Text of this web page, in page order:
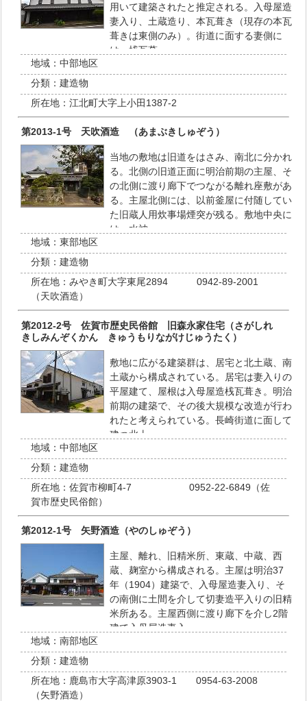
用いて建築されたと推定される。入母屋造
妻入り、土蔵造り、本瓦葺き（現存の本瓦
葺きは東側のみ）。街道に面する妻側に
は、桟瓦葺…
地域： 中部地区
分類： 建造物
所在地： 江北町大字上小田1387-2
第2013-1号 天吹酒造 （あまぶきしゅぞう）
当地の敷地は旧道をはさみ、南北に分かれ
る。北側の旧道正面に明治前期の主屋、そ
の北側に渡り廊下でつながる離れ座敷があ
る。主屋北側には、以前釜屋に付随してい
た旧蔵人用炊事場煙突が残る。敷地中央に
は、水神…
地域： 東部地区
分類： 建造物
所在地： みやき町大字東尾2894 0942-89-2001
（天吹酒造）
第2012-2号 佐賀市歴史民俗館 旧森永家住宅（さがしれ
きしみんぞくかん きゅうもりながけじゅうたく）
敷地に広がる建築群は、居宅と北土蔵、南
土蔵から構成されている。居宅は妻入りの
平屋建て、屋根は入母屋造桟瓦葺き。明治
前期の建築で、その後大規模な改造が行わ
れたと考えられている。長崎街道に面して
建つ北土…
地域： 中部地区
分類： 建造物
所在地： 佐賀市柳町4-7 0952-22-6849（佐
賀市歴史民俗館）
第2012-1号 矢野酒造（やのしゅぞう）
主屋、離れ、旧精米所、東蔵、中蔵、西
蔵、麹室から構成される。主屋は明治37
年（1904）建築で、入母屋造妻入り、そ
の南側に土間を介して切妻造平入りの旧精
米所ある。主屋西側に渡り廊下を介し2階
建て入母屋造妻入…
地域： 南部地区
分類： 建造物
所在地： 鹿島市大字高津原3903-1 0954-63-2008
（矢野酒造）